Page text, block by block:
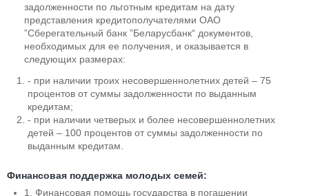
задолженности по льготным кредитам на дату
представления кредитополучателями ОАО
”Сберегательный банк ”Беларусбанк“ документов,
необходимых для ее получения, и оказывается в
следующих размерах:
- при наличии троих несовершеннолетних детей – 75
процентов от суммы задолженности по выданным
кредитам;
- при наличии четверых и более несовершеннолетних
детей – 100 процентов от суммы задолженности по
выданным кредитам.
Финансовая поддержка молодых семей:
1. Финансовая помощь государства в погашении